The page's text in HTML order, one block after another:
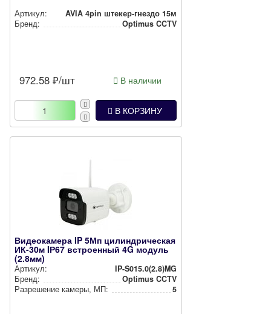
Артикул:
AVIA 4pin штекер-гнездо 15м
Бренд:
Optimus CCTV
972.58 ₽/шт В наличии
В КОРЗИНУ
Видеокамера IP 5Мп цилиндрическая
ИК-30м IР67 встроенный 4G модуль
(2.8мм)
Артикул:
IP-S015.0(2.8)MG
Бренд:
Optimus CCTV
Разрешение камеры, МП:
5